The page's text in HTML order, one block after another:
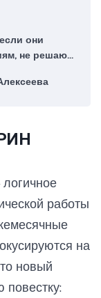
они
не решают
работы
на
новый
повестку: